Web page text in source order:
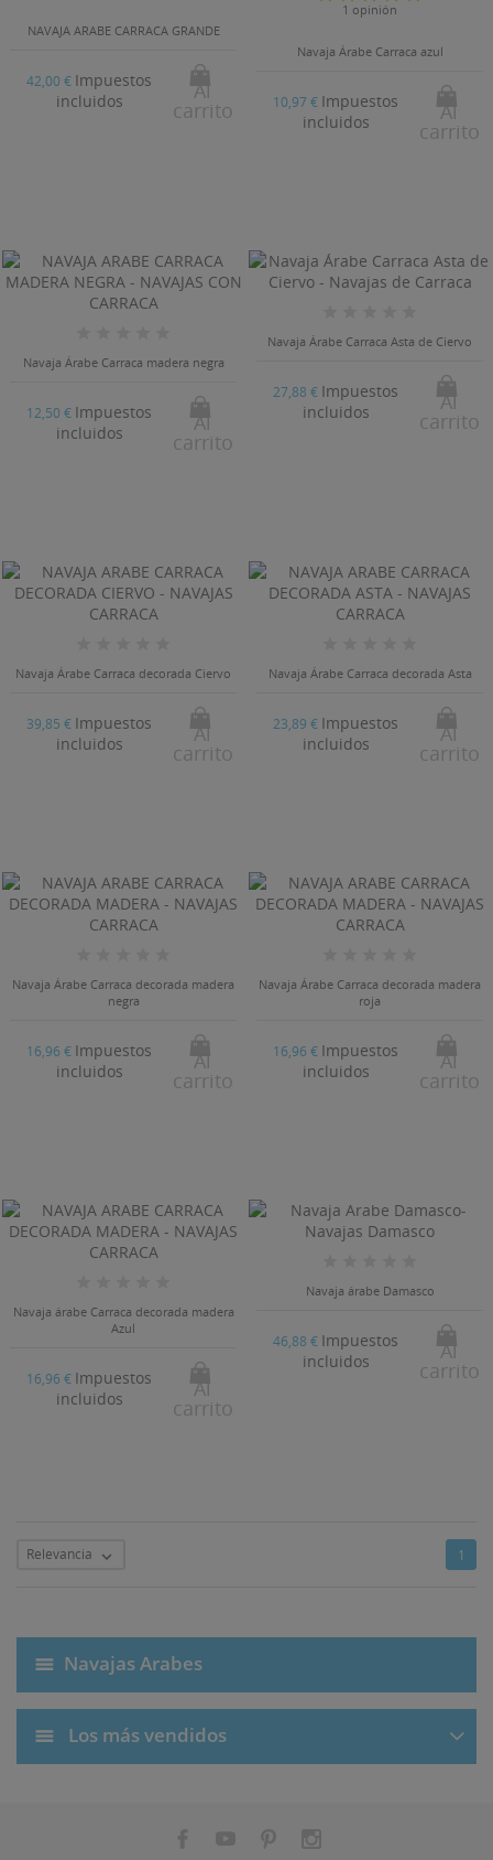
Navajas Arabes
Los más vendidos
NAVAJA ARABE CARRACA GRANDE
42,00 € Impuestos
incluidos
Al
carrito
1 opinión
Navaja Árabe Carraca azul
10,97 € Impuestos
incluidos
Al
carrito
Navaja Árabe Carraca madera negra
12,50 € Impuestos
incluidos
Al
carrito
Navaja Árabe Carraca Asta de Ciervo
27,88 € Impuestos
incluidos
Al
carrito
Navaja Árabe Carraca decorada Ciervo
39,85 € Impuestos
incluidos
Al
carrito
Navaja Árabe Carraca decorada Asta
23,89 € Impuestos
incluidos
Al
carrito
Navaja Árabe Carraca decorada madera
negra
16,96 € Impuestos
incluidos
Al
carrito
Navaja Árabe Carraca decorada madera
roja
16,96 € Impuestos
incluidos
Al
carrito
Navaja árabe Carraca decorada madera
Azul
16,96 € Impuestos
incluidos
Al
carrito
Navaja árabe Damasco
46,88 € Impuestos
incluidos
Al
carrito
Relevancia  1
((confirmMessage))
((CANCELTEXT)) ((MODALDELETETEXT))
((LABEL))
Debe iniciar sesión para guardar productos en su lista
de deseos.
((CANCELTEXT)) ((LOGINTEXT))